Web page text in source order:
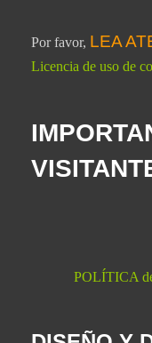
Por favor, LEA
Licencia de uso de
POLÍTICA